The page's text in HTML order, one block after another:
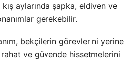
aylarında şapka, eldiven ve
gerekebilir.
bekçilerin görevlerini yerine
ve güvende hissetmelerini